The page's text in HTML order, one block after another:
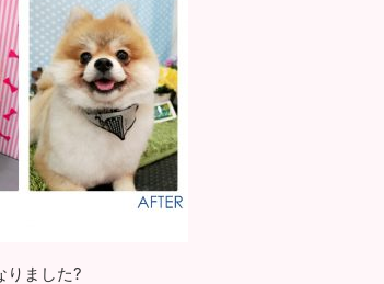
りました?